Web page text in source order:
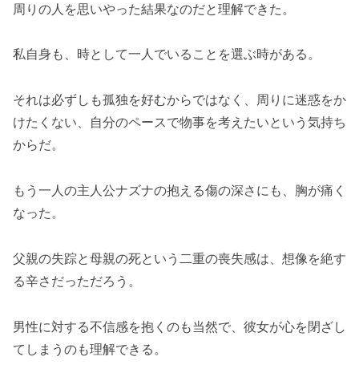
周りの人を思いやった結果なのだと理解できた。
私自身も、時として一人でいることを選ぶ時がある。
それは必ずしも孤独を好むからではなく、周りに迷惑をか
けたくない、自分のペースで物事を考えたいという気持ち
からだ。
もう一人の主人公ナズナの抱える傷の深さにも、胸が痛く
なった。
父親の失踪と母親の死という二重の喪失感は、想像を絶す
る辛さだっただろう。
男性に対する不信感を抱くのも当然で、彼女が心を閉ざし
てしまうのも理解できる。